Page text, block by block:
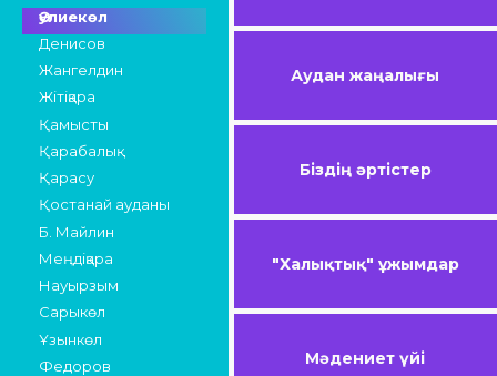
Әулиекөл
Денисов
Жангелдин
Жітіқара
Қамысты
Қарабалық
Қарасу
Қостанай ауданы
Б. Майлин
Меңдіқара
Науырзым
Сарыкөл
Ұзынкөл
Федоров
Аудан жаңалығы
Біздің әртістер
"Халықтық" ұжымдар
Мәдениет үйі